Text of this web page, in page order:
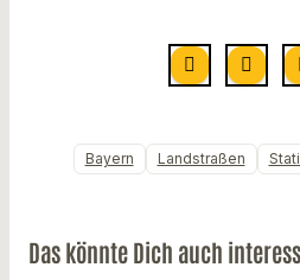
Bayern Landstraßen
Das könnte Dich auch